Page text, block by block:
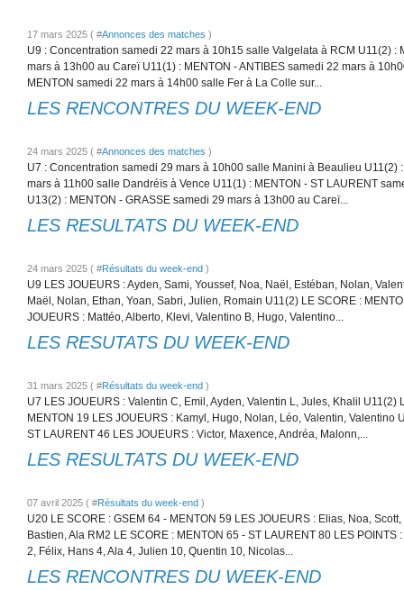
17 mars 2025 ( #Annonces des matches )
U9 : Concentration samedi 22 mars à 10h15 salle Valgelata à RCM U11(2) :
mars à 13h00 au Careï U11(1) : MENTON - ANTIBES samedi 22 mars à
MENTON samedi 22 mars à 14h00 salle Fer à La Colle sur...
LES RENCONTRES DU WEEK-END
24 mars 2025 ( #Annonces des matches )
U7 : Concentration samedi 29 mars à 10h00 salle Manini à Beaulieu U11(2)
mars à 11h00 salle Dandréïs à Vence U11(1) : MENTON - ST LAURENT
U13(2) : MENTON - GRASSE samedi 29 mars à 13h00 au Careï...
LES RESULTATS DU WEEK-END
24 mars 2025 ( #Résultats du week-end )
U9 LES JOUEURS : Ayden, Sami, Youssef, Noa, Naël, Estéban, Nolan,
Maël, Nolan, Ethan, Yoan, Sabri, Julien, Romain U11(2) LE SCORE :
JOUEURS : Mattéo, Alberto, Klevi, Valentino B, Hugo, Valentino...
LES RESUTATS DU WEEK-END
31 mars 2025 ( #Résultats du week-end )
U7 LES JOUEURS : Valentin C, Emil, Ayden, Valentin L, Jules, Khalil U11(2)
MENTON 19 LES JOUEURS : Kamyl, Hugo, Nolan, Léo, Valentin, Valentino
ST LAURENT 46 LES JOUEURS : Victor, Maxence, Andréa, Malonn,...
LES RESULTATS DU WEEK-END
07 avril 2025 ( #Résultats du week-end )
U20 LE SCORE : GSEM 64 - MENTON 59 LES JOUEURS : Elias, Noa,
Bastien, Ala RM2 LE SCORE : MENTON 65 - ST LAURENT 80 LES POINTS
2, Félix, Hans 4, Ala 4, Julien 10, Quentin 10, Nicolas...
LES RENCONTRES DU WEEK-END